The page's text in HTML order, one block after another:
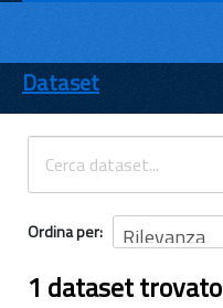
ENTI
TEMI
INFORMAZIONI
Dataset
Ordina per
1 dataset trovato